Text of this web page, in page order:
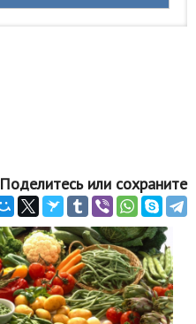
Поделитесь или сохраните